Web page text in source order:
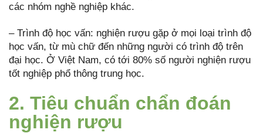
các nhóm nghề nghiệp khác.
– Trình độ học vấn: nghiện rượu gặp ở mọi loại trình độ
học vấn, từ mù chữ đến những người có trình độ trên
đại học. Ở Việt Nam, có tới 80% số người nghiện rượu
tốt nghiệp phổ thông trung học.
2. Tiêu chuẩn chẩn đoán
nghiện rượu